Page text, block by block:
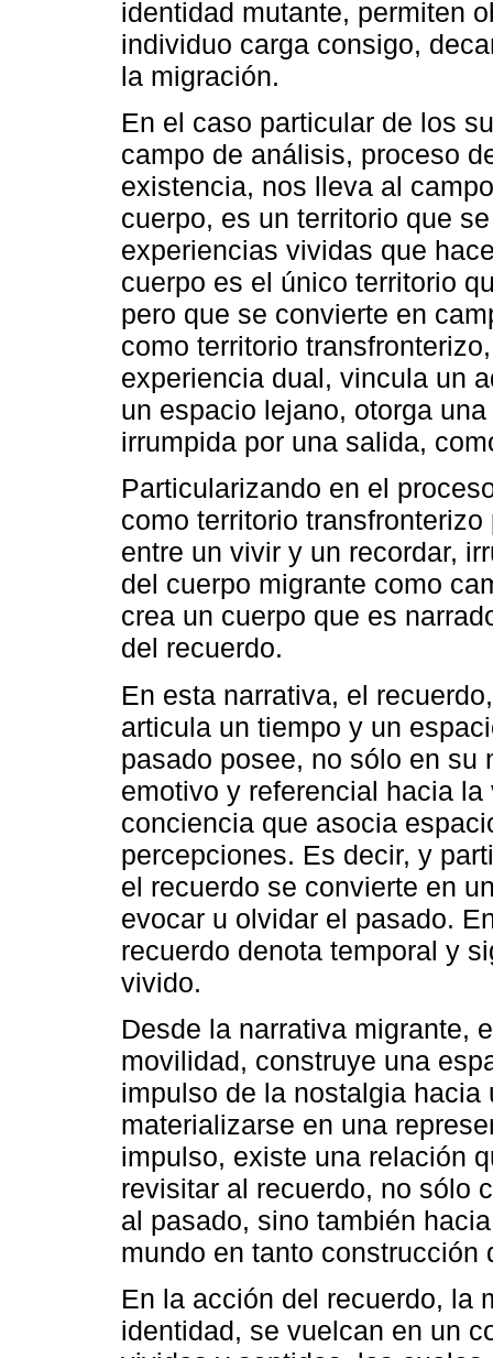
identidad mutante, permiten
individuo carga consigo,
la migración.
En el caso particular de los
campo de análisis, proceso
existencia, nos lleva al
cuerpo, es un territorio que
experiencias vividas que
cuerpo es el único territorio
pero que se convierte en
como territorio
experiencia dual, vincula un
un espacio lejano, otorga
irrumpida por una salida,
Particularizando en el
como territorio
entre un vivir y un recordar,
del cuerpo migrante como
crea un cuerpo que es
del recuerdo.
En esta narrativa, el
articula un tiempo y un
pasado posee, no sólo en su
emotivo y referencial hacia
conciencia que asocia
percepciones. Es decir, y
el recuerdo se convierte en
evocar u olvidar el pasado.
recuerdo denota temporal y
vivido.
Desde la narrativa migrante,
movilidad, construye una
impulso de la nostalgia hacia
materializarse en una
impulso, existe una relación
revisitar al recuerdo, no sólo
al pasado, sino también
mundo en tanto construcción
En la acción del recuerdo, la
identidad, se vuelcan en un